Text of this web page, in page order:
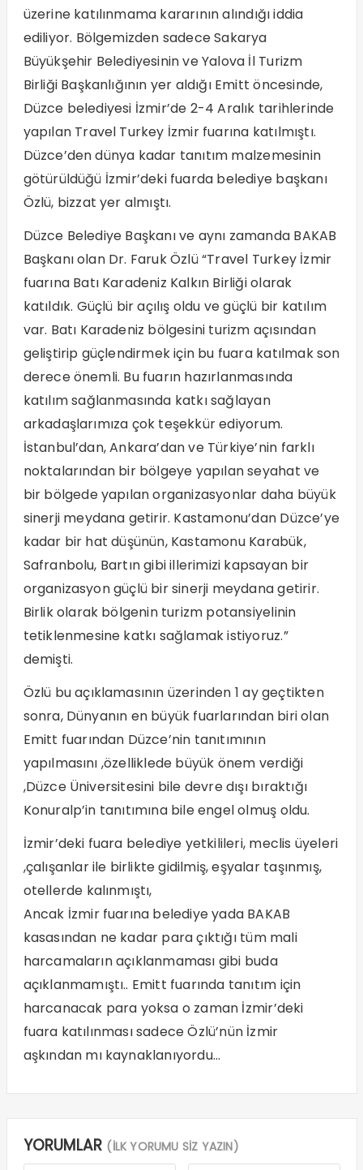
üzerine katılınmama kararının alındığı iddia
ediliyor. Bölgemizden sadece Sakarya
Büyükşehir Belediyesinin ve Yalova İl Turizm
Birliği Başkanlığının yer aldığı Emitt öncesinde,
Düzce belediyesi İzmir’de 2-4 Aralık tarihlerinde
yapılan Travel Turkey İzmir fuarına katılmıştı.
Düzce’den dünya kadar tanıtım malzemesinin
götürüldüğü İzmir’deki fuarda belediye başkanı
Özlü, bizzat yer almıştı.
Düzce Belediye Başkanı ve aynı zamanda BAKAB
Başkanı olan Dr. Faruk Özlü “Travel Turkey İzmir
fuarına Batı Karadeniz Kalkın Birliği olarak
katıldık. Güçlü bir açılış oldu ve güçlü bir katılım
var. Batı Karadeniz bölgesini turizm açısından
geliştirip güçlendirmek için bu fuara katılmak son
derece önemli. Bu fuarın hazırlanmasında
katılım sağlanmasında katkı sağlayan
arkadaşlarımıza çok teşekkür ediyorum.
İstanbul’dan, Ankara’dan ve Türkiye’nin farklı
noktalarından bir bölgeye yapılan seyahat ve
bir bölgede yapılan organizasyonlar daha büyük
sinerji meydana getirir. Kastamonu’dan Düzce’ye
kadar bir hat düşünün, Kastamonu Karabük,
Safranbolu, Bartın gibi illerimizi kapsayan bir
organizasyon güçlü bir sinerji meydana getirir.
Birlik olarak bölgenin turizm potansiyelinin
tetiklenmesine katkı sağlamak istiyoruz.”
demişti.
Özlü bu açıklamasının üzerinden 1 ay geçtikten
sonra, Dünyanın en büyük fuarlarından biri olan
Emitt fuarından Düzce’nin tanıtımının
yapılmasını ,özelliklede büyük önem verdiği
,Düzce Üniversitesini bile devre dışı bıraktığı
Konuralp’in tanıtımına bile engel olmuş oldu.
İzmir’deki fuara belediye yetkilileri, meclis üyeleri
,çalışanlar ile birlikte gidilmiş, eşyalar taşınmış,
otellerde kalınmıştı,
Ancak İzmir fuarına belediye yada BAKAB
kasasından ne kadar para çıktığı tüm mali
harcamaların açıklanmaması gibi buda
açıklanmamıştı.. Emitt fuarında tanıtım için
harcanacak para yoksa o zaman İzmir’deki
fuara katılınması sadece Özlü’nün İzmir
aşkından mı kaynaklanıyordu…
YORUMLAR (İLK YORUMU SİZ YAZIN)